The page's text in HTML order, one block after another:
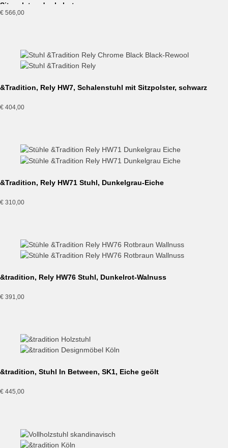
Sitzpolster, dunkelrot
€ 566,00
&Tradition, Rely HW7, Schalenstuhl mit Sitzpolster, schwarz
€ 404,00
&Tradition, Rely HW71 Stuhl, Dunkelgrau-Eiche
€ 310,00
&tradition, Rely HW76 Stuhl, Dunkelrot-Walnuss
€ 391,00
&tradition, Stuhl In Between, SK1, Eiche geölt
€ 445,00